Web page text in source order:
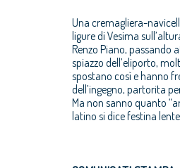
Una cremagliera-
ligure di Vesima
Renzo Piano, passando
spiazzo dell’eliporto,
spostano così e hanno
dell’ingegno, partorita
Ma non sanno quanto
latino si dice festina
gente, le pietre, rendersi
luogo. Mi secca molto
perché nei miei tre studi
lavoriamo con uno spirito